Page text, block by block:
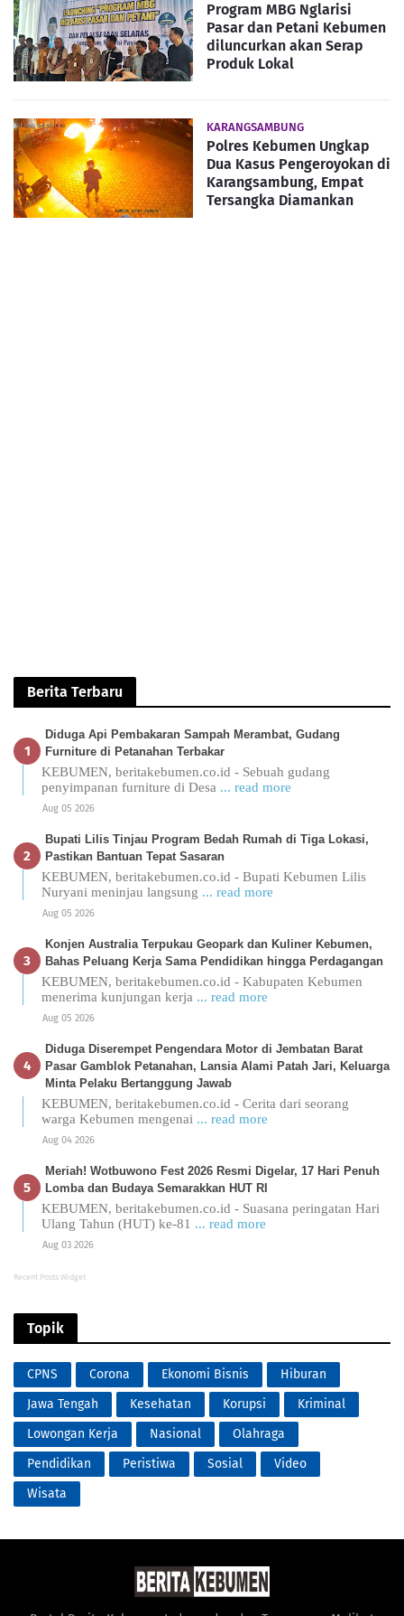
Program MBG Nglarisi
Pasar dan Petani Kebumen
diluncurkan akan Serap
Produk Lokal
KARANGSAMBUNG
Polres Kebumen Ungkap
Dua Kasus Pengeroyokan di
Karangsambung, Empat
Tersangka Diamankan
Berita Terbaru
Diduga Api Pembakaran Sampah Merambat, Gudang
Furniture di Petanahan Terbakar
KEBUMEN, beritakebumen.co.id - Sebuah gudang
penyimpanan furniture di Desa ... read more
Aug 05 2026
Bupati Lilis Tinjau Program Bedah Rumah di Tiga Lokasi,
Pastikan Bantuan Tepat Sasaran
KEBUMEN, beritakebumen.co.id - Bupati Kebumen Lilis
Nuryani meninjau langsung ... read more
Aug 05 2026
Konjen Australia Terpukau Geopark dan Kuliner Kebumen,
Bahas Peluang Kerja Sama Pendidikan hingga Perdagangan
KEBUMEN, beritakebumen.co.id - Kabupaten Kebumen
menerima kunjungan kerja ... read more
Aug 05 2026
Diduga Diserempet Pengendara Motor di Jembatan Barat
Pasar Gamblok Petanahan, Lansia Alami Patah Jari, Keluarga
Minta Pelaku Bertanggung Jawab
KEBUMEN, beritakebumen.co.id - Cerita dari seorang
warga Kebumen mengenai ... read more
Aug 04 2026
Meriah! Wotbuwono Fest 2026 Resmi Digelar, 17 Hari Penuh
Lomba dan Budaya Semarakkan HUT RI
KEBUMEN, beritakebumen.co.id - Suasana peringatan Hari
Ulang Tahun (HUT) ke-81 ... read more
Aug 03 2026
Recent Posts Widget
Topik
CPNS Corona Ekonomi Bisnis
Hiburan
Jawa Tengah
Kesehatan Korupsi
Kriminal
Lowongan Kerja
Nasional
Olahraga
Pendidikan
Peristiwa Sosial
Video
Wisata